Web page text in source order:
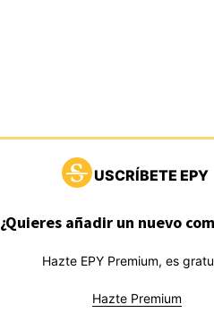
USCRÍBETE EPY
¿Quieres añadir un nuevo
Hazte EPY Premium, es
Hazte Premium